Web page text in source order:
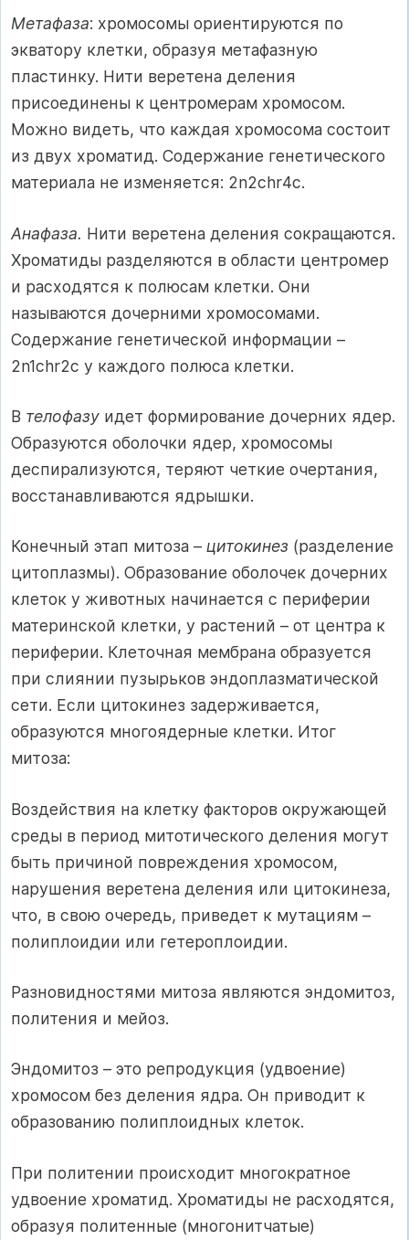
Метафаза: хромосомы ориентируются по
экватору клетки, образуя метафазную
пластинку. Нити веретена деления
присоединены к центромерам хромосом.
Можно видеть, что каждая хромосома состоит
из двух хроматид. Содержание генетического
материала не изменяется: 2n2chr4с.
Анафаза. Нити веретена деления сокращаются.
Хроматиды разделяются в области центромер
и расходятся к полюсам клетки. Они
называются дочерними хромосомами.
Содержание генетической информации –
2n1chr2с у каждого полюса клетки.
В телофазу идет формирование дочерних ядер.
Образуются оболочки ядер, хромосомы
деспирализуются, теряют четкие очертания,
восстанавливаются ядрышки.
Конечный этап митоза – цитокинез (разделение
цитоплазмы). Образование оболочек дочерних
клеток у животных начинается с периферии
материнской клетки, у растений – от центра к
периферии. Клеточная мембрана образуется
при слиянии пузырьков эндоплазматической
сети. Если цитокинез задерживается,
образуются многоядерные клетки. Итог
митоза:
Воздействия на клетку факторов окружающей
среды в период митотического деления могут
быть причиной повреждения хромосом,
нарушения веретена деления или цитокинеза,
что, в свою очередь, приведет к мутациям –
полиплоидии или гетероплоидии.
Разновидностями митоза являются эндомитоз,
политения и мейоз.
Эндомитоз – это репродукция (удвоение)
хромосом без деления ядра. Он приводит к
образованию полиплоидных клеток.
При политении происходит многократное
удвоение хроматид. Хроматиды не расходятся,
образуя политенные (многонитчатые)